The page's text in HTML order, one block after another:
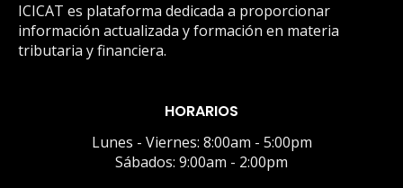
ICICAT es plataforma dedicada a proporcionar
información actualizada y formación en materia
tributaria y financiera.
HORARIOS
Lunes - Viernes: 8:00am - 5:00pm
Sábados: 9:00am - 2:00pm